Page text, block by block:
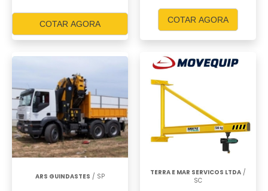
COTAR AGORA COTAR AGORA
ARS GUINDASTES / SP
TERRA E MAR SERVICOS LTDA /
SC